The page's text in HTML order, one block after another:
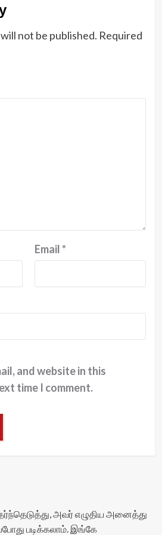
not be published. Required
Email*
and website in this
time I comment.
அவர் எழுதிய அனைத்து
படிக்கலாம். இங்கே